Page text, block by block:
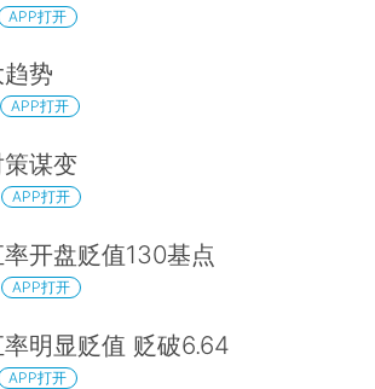
APP打开
势
APP打开
谋变
APP打开
开盘贬值130基点
APP打开
明显贬值 贬破6.64
APP打开